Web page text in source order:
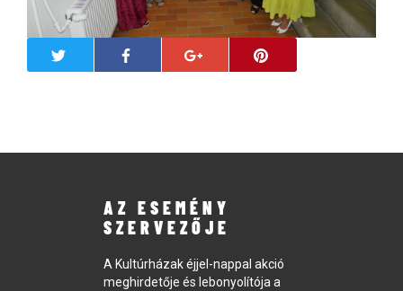
AZ ESEMÉNY
SZERVEZŐJE
A Kultúrházak éjjel-nappal akció
meghirdetője és lebonyolítója a